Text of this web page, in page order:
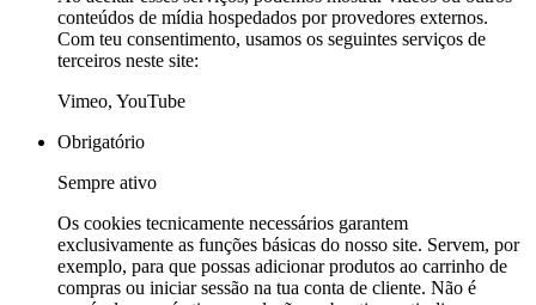
conteúdos de mídia hospedados por provedores externos.
Com teu consentimento, usamos os seguintes serviços de
terceiros neste site:
Vimeo, YouTube
Obrigatório
Sempre ativo
Os cookies tecnicamente necessários garantem
exclusivamente as funções básicas do nosso site. Servem, por
exemplo, para que possas adicionar produtos ao carrinho de
compras ou iniciar sessão na tua conta de cliente. Não é